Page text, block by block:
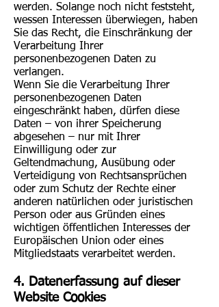
werden. Solange noch nicht feststeht,
wessen Interessen überwiegen, haben
Sie das Recht, die Einschränkung der
Verarbeitung Ihrer
personenbezogenen Daten zu
verlangen.
Wenn Sie die Verarbeitung Ihrer
personenbezogenen Daten
eingeschränkt haben, dürfen diese
Daten – von ihrer Speicherung
abgesehen – nur mit Ihrer
Einwilligung oder zur
Geltendmachung, Ausübung oder
Verteidigung von Rechtsansprüchen
oder zum Schutz der Rechte einer
anderen natürlichen oder juristischen
Person oder aus Gründen eines
wichtigen öffentlichen Interesses der
Europäischen Union oder eines
Mitgliedstaats verarbeitet werden.
4. Datenerfassung auf dieser
Website Cookies